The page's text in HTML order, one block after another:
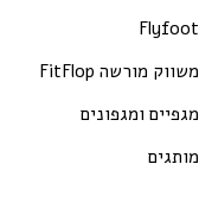
Flyfoot
משווק מורשה FitFlop
מגפיים ומגפונים
מותגים